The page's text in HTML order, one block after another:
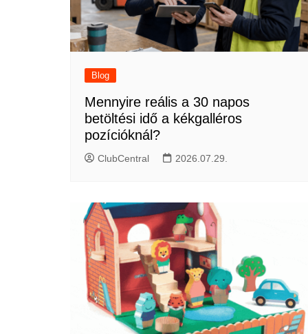
Blog
Mennyire reális a 30 napos
betöltési idő a kékgalléros
pozícióknál?
ClubCentral 2026.07.29.